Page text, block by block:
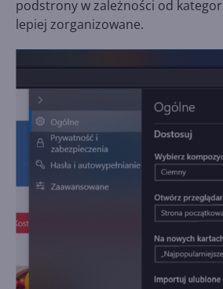
podstrony w zależności od
lepiej zorganizowane.